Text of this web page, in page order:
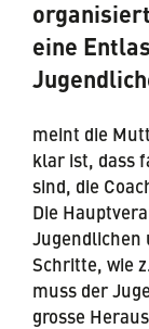
eine
meint die
klar ist, dass
sind, die
Die
Jugendlichen
Schritte, wie
muss der
grosse